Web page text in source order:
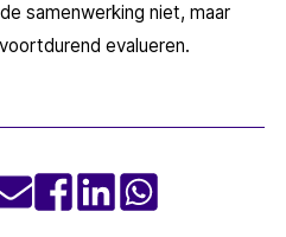
samenwerking niet, maar
evalueren.